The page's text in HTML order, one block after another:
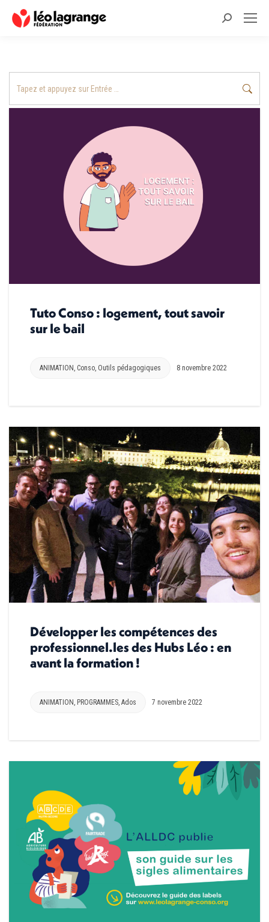
Recherche
Tuto Conso : logement, tout savoir
sur le bail
ANIMATION, Conso, Outils pédagogiques 8 novembre 2022
Développer les compétences des
professionnel.les des Hubs Léo : en
avant la formation !
ANIMATION PROGRAMMES Ados 7 novembre 2022